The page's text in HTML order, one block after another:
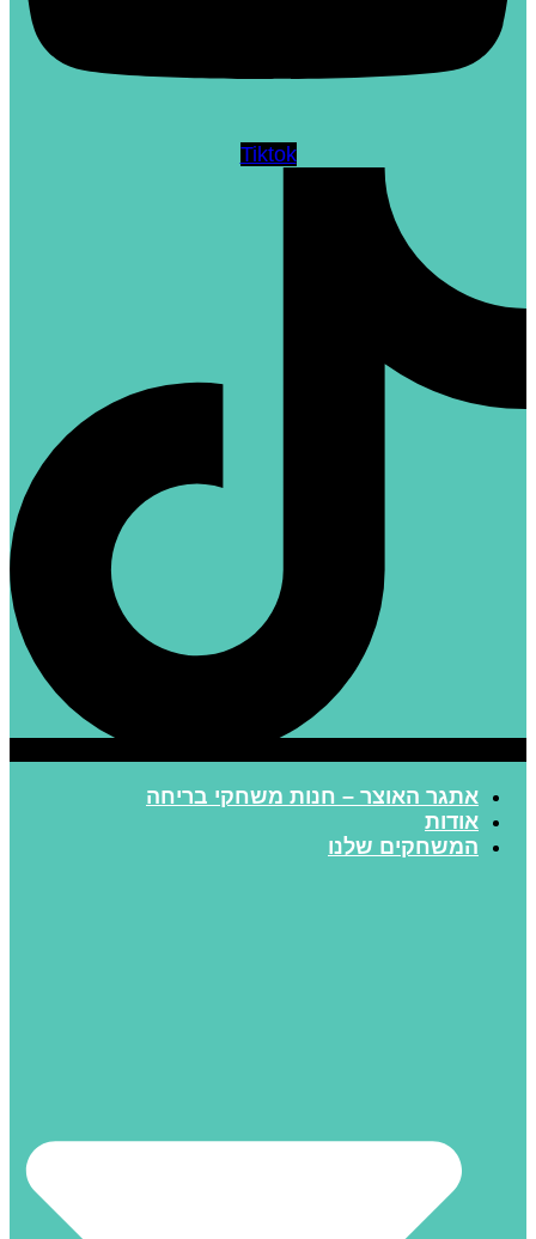
Tiktok
אתגר האוצר – חנות משחקי בריחה
אודות
המשחקים שלנו